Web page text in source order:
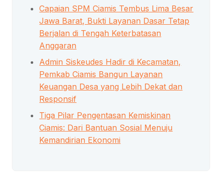
Capaian SPM Ciamis Tembus Lima Besar
Jawa Barat, Bukti Layanan Dasar Tetap
Berjalan di Tengah Keterbatasan
Anggaran
Admin Siskeudes Hadir di Kecamatan,
Pemkab Ciamis Bangun Layanan
Keuangan Desa yang Lebih Dekat dan
Responsif
Tiga Pilar Pengentasan Kemiskinan
Ciamis: Dari Bantuan Sosial Menuju
Kemandirian Ekonomi